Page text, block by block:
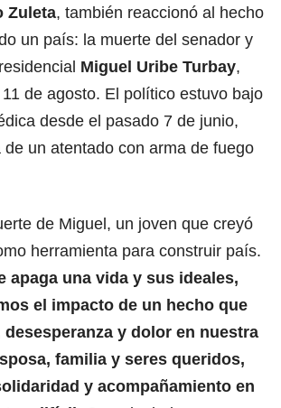
Zuleta, también reaccionó al hecho
un país: la muerte del senador y
Miguel Uribe Turbay,
de agosto. El político estuvo bajo
desde el pasado 7 de junio,
un atentado con arma de fuego
de Miguel, un joven que creyó
herramienta para construir país.
apaga una vida y sus ideales,
el impacto de un hecho que
desesperanza y dolor en nuestra
familia y seres queridos,
y acompañamiento en